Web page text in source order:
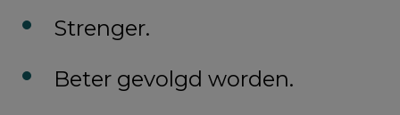
Strenger.
Beter gevolgd worden.